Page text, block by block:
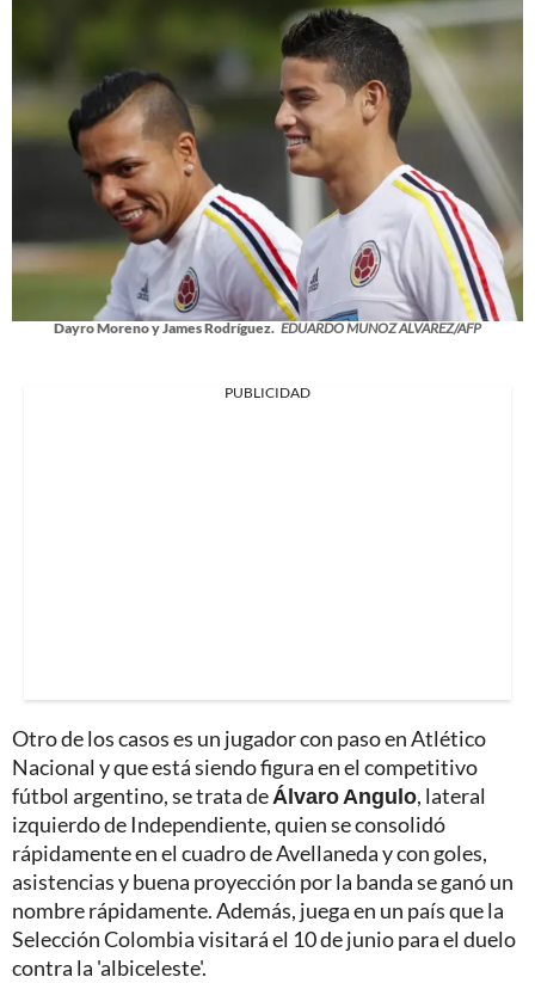
Dayro Moreno y James Rodríguez. EDUARDO MUNOZ ALVAREZ/AFP
PUBLICIDAD
Otro de los casos es un jugador con paso en Atlético
Nacional y que está siendo figura en el competitivo
fútbol argentino, se trata deÁlvaro Angulo, lateral
izquierdo de Independiente, quien se consolidó
rápidamente en el cuadro de Avellaneda y con goles,
asistencias y buena proyección por la banda se ganó un
nombre rápidamente. Además, juega en un país que la
Selección Colombia visitará el 10 de junio para el duelo
contra la 'albiceleste'.